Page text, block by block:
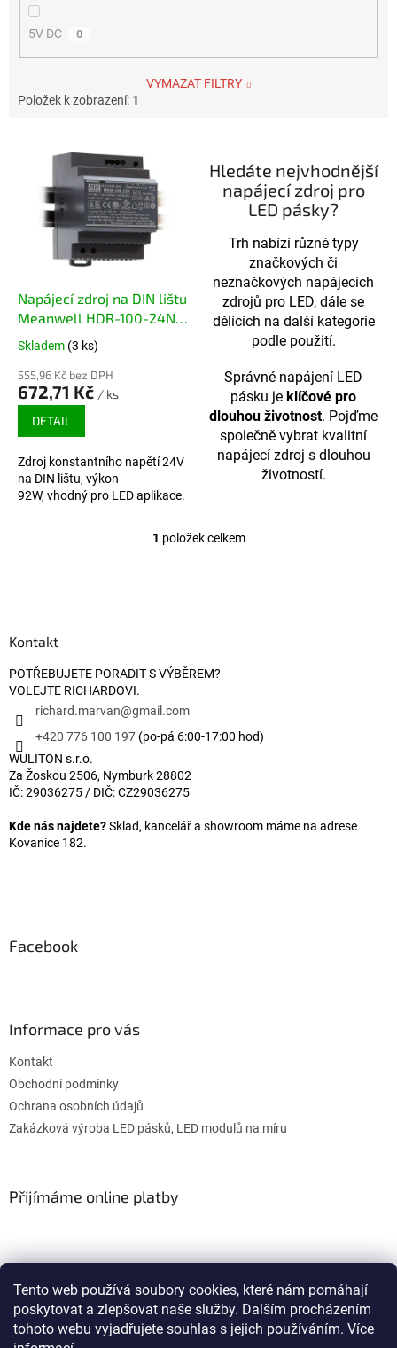
Tento web používá soubory cookies, které nám pomáhají
poskytovat a zlepšovat naše služby. Dalším procházením
tohoto webu vyjadřujete souhlas s jejich používáním. Více
5V DC 0
VYMAZAT FILTRY
Položek k zobrazení: 1
Napájecí zdroj na DIN lištu
Meanwell HDR-100-24N
(24V 4.2A) 92W
Skladem (3 ks)
555,96 Kč bez DPH
672,71 Kč / ks
DETAIL
Zdroj konstantního napětí 24V
na DIN lištu, výkon
92W, vhodný pro LED aplikace.
Hledáte nejvhodnější
napájecí zdroj pro
LED pásky?
Trh nabízí různé typy
značkových či
neznačkových napájecích
zdrojů pro LED, dále se
dělících na další kategorie
podle použití.
Správné napájení LED
pásku je klíčové pro
dlouhou životnost. Pojďme
společně vybrat kvalitní
napájecí zdroj s dlouhou
životností.
Ovládací prvky výpisu
1 položek celkem
Kontakt
POTŘEBUJETE PORADIT S VÝBĚREM?
VOLEJTE RICHARDOVI.
richard.marvan@gmail.com
+420 776 100 197 (po-pá 6:00-17:00 hod)
WULITON s.r.o.
Za Žoskou 2506, Nymburk 28802
IČ: 29036275 / DIČ: CZ29036275
Kde nás najdete?Sklad, kancelář a showroom máme na adrese
Kovanice 182.
Facebook
Informace pro vás
Kontakt
Obchodní podmínky
Ochrana osobních údajů
Zakázková výroba LED pásků, LED modulů na míru
Přijímáme online platby
WULITON